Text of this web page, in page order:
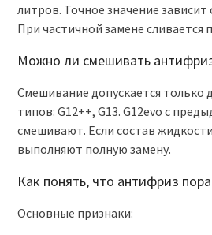
литров. Точное значение зависит
При частичной замене сливается
Можно ли смешивать
Смешивание допускается только
типов: G12++, G13. G12evo с
смешивают. Если состав
выполняют полную замену.
Как понять, что антифриз
Основные признаки: